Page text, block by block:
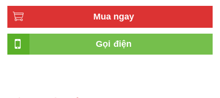
Mua ngay
Gọi điện